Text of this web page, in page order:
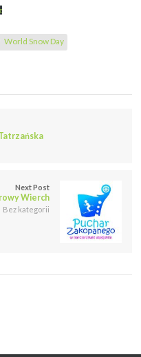
World Snow Day
Next Post
Wierch
Bez kategorii